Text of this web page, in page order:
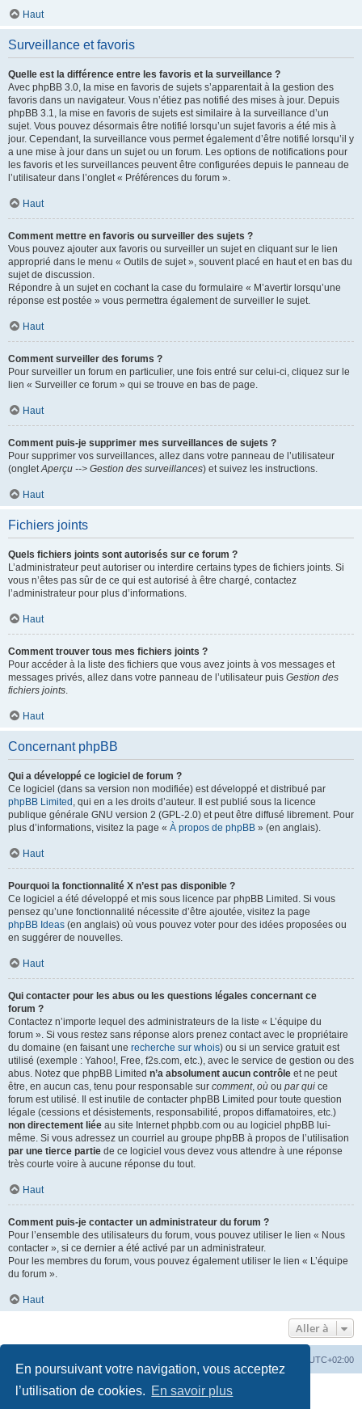
En poursuivant votre navigation, vous acceptez
l’utilisation de cookies. En savoir plus
Haut
Surveillance et favoris
Quelle est la différence entre les favoris et la surveillance ?
Avec phpBB 3.0, la mise en favoris de sujets s’apparentait à la gestion des
favoris dans un navigateur. Vous n’étiez pas notifié des mises à jour. Depuis
phpBB 3.1, la mise en favoris de sujets est similaire à la surveillance d’un
sujet. Vous pouvez désormais être notifié lorsqu’un sujet favoris a été mis à
jour. Cependant, la surveillance vous permet également d’être notifié lorsqu’il y
a une mise à jour dans un sujet ou un forum. Les options de notifications pour
les favoris et les surveillances peuvent être configurées depuis le panneau de
l’utilisateur dans l’onglet « Préférences du forum ».
Haut
Comment mettre en favoris ou surveiller des sujets ?
Vous pouvez ajouter aux favoris ou surveiller un sujet en cliquant sur le lien
approprié dans le menu « Outils de sujet », souvent placé en haut et en bas du
sujet de discussion.
Répondre à un sujet en cochant la case du formulaire « M’avertir lorsqu’une
réponse est postée » vous permettra également de surveiller le sujet.
Haut
Comment surveiller des forums ?
Pour surveiller un forum en particulier, une fois entré sur celui-ci, cliquez sur le
lien « Surveiller ce forum » qui se trouve en bas de page.
Haut
Comment puis-je supprimer mes surveillances de sujets ?
Pour supprimer vos surveillances, allez dans votre panneau de l’utilisateur
(onglet Aperçu --> Gestion des surveillances) et suivez les instructions.
Haut
Fichiers joints
Quels fichiers joints sont autorisés sur ce forum ?
L’administrateur peut autoriser ou interdire certains types de fichiers joints. Si
vous n’êtes pas sûr de ce qui est autorisé à être chargé, contactez
l’administrateur pour plus d’informations.
Haut
Comment trouver tous mes fichiers joints ?
Pour accéder à la liste des fichiers que vous avez joints à vos messages et
messages privés, allez dans votre panneau de l’utilisateur puis Gestion des
fichiers joints
Haut
Concernant phpBB
Qui a développé ce logiciel de forum ?
Ce logiciel (dans sa version non modifiée) est développé et distribué par
phpBB Limited , qui en a les droits d’auteur. Il est publié sous la licence
publique générale GNU version 2 (GPL-2.0) et peut être diffusé librement. Pour
plus d’informations, visitez la page « À propos de phpBB » (en anglais).
Haut
Pourquoi la fonctionnalité X n’est pas disponible ?
Ce logiciel a été développé et mis sous licence par phpBB Limited. Si vous
pensez qu’une fonctionnalité nécessite d’être ajoutée, visitez la page
phpBB Ideas (en anglais) où vous pouvez voter pour des idées proposées ou
en suggérer de nouvelles.
Haut
Qui contacter pour les abus ou les questions légales concernant ce
forum ?
Contactez n’importe lequel des administrateurs de la liste « L’équipe du
forum ». Si vous restez sans réponse alors prenez contact avec le propriétaire
du domaine (en faisant une recherche sur whois) ou si un service gratuit est
utilisé (exemple : Yahoo!, Free, f2s.com, etc.), avec le service de gestion ou des
abus. Notez que phpBB Limited n’a absolument aucun contrôle et ne peut
être, en aucun cas, tenu pour responsable sur comment, où ou par qui ce
forum est utilisé. Il est inutile de contacter phpBB Limited pour toute question
légale (cessions et désistements, responsabilité, propos diffamatoires, etc.)
non directement liée au site Internet phpbb.com ou au logiciel phpBB lui-
même. Si vous adressez un courriel au groupe phpBB à propos de l’utilisation
par une tierce partie de ce logiciel vous devez vous attendre à une réponse
très courte voire à aucune réponse du tout.
Haut
Comment puis-je contacter un administrateur du forum ?
Pour l’ensemble des utilisateurs du forum, vous pouvez utiliser le lien « Nous
contacter », si ce dernier a été activé par un administrateur.
Pour les membres du forum, vous pouvez également utiliser le lien « L’équipe
du forum ».
Haut
Aller à
UTC+02:00
Développé parphpBB® Forum Software © phpBB Limited